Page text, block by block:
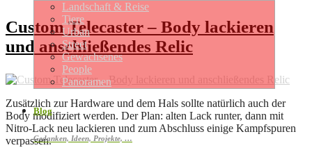
Landschaft & Reise
Tiere
Urban
Street
Gewachsenes
People
Panoramen
Blog
Gedanken, Ideen, Projekte, …
Custom Telecaster – Body lackieren
und anschließendes Relic
Zusätzlich zur Hardware und dem Hals sollte natürlich auch der
Body modifiziert werden. Der Plan: alten Lack runter, dann mit
Nitro-Lack neu lackieren und zum Abschluss einige Kampfspuren
verpassen.